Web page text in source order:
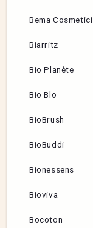
Bema Cosmetici
Biarritz
Bio Planète
Bio Blo
BioBrush
BioBuddi
Bionessens
Bioviva
Bocoton